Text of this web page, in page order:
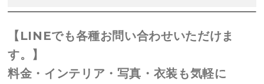
【LINEでも各種お問い合わせいただけま
す。】
料金・インテリア・写真・衣装も気軽に